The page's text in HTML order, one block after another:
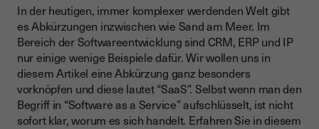
Andere Arten von “As-a-Service”-Modellen
Infrastructure as a Service (IaaS)
Plattform as a Service (PaaS)
Managed Software as a Service (MSaaS)
Desktop as a Service (DaaS)
In der heutigen, immer komplexer werdenden Welt gibt
es Abkürzungen inzwischen wie Sand am Meer. Im
Bereich der Softwareentwicklung sind CRM, ERP und IP
nur einige wenige Beispiele dafür. Wir wollen uns in
diesem Artikel eine Abkürzung ganz besonders
vorknöpfen und diese lautet “SaaS”. Selbst wenn man den
Begriff in “Software as a Service” aufschlüsselt, ist nicht
sofort klar, worum es sich handelt. Erfahren Sie in diesem